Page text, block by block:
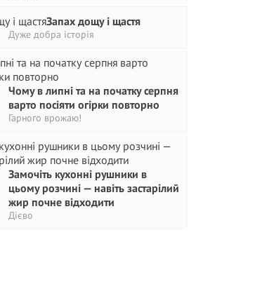
Запах дощу і щастя
Дуже добра історія
Чому в липні та на початку серпня
варто посіяти огірки повторно
Гарного врожаю!
Замочіть кухонні рушники в
цьому розчині — навіть застарілий
жир почне відходити
Дієво